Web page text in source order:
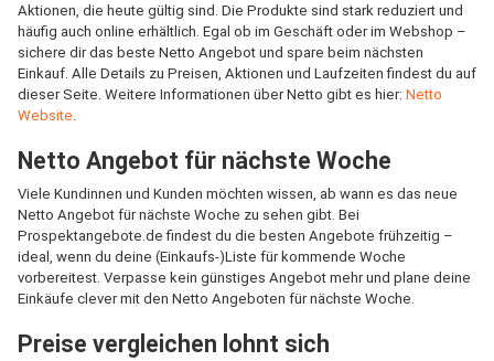
Aktionen, die heute gültig sind. Die Produkte sind stark reduziert und
häufig auch online erhältlich. Egal ob im Geschäft oder im Webshop –
sichere dir das beste Netto Angebot und spare beim nächsten
Einkauf. Alle Details zu Preisen, Aktionen und Laufzeiten findest du auf
dieser Seite. Weitere Informationen über Netto gibt es hier: Netto
Website.
Netto Angebot für nächste Woche
Viele Kundinnen und Kunden möchten wissen, ab wann es das neue
Netto Angebot für nächste Woche zu sehen gibt. Bei
Prospektangebote.de findest du die besten Angebote frühzeitig –
ideal, wenn du deine (Einkaufs-)Liste für kommende Woche
vorbereitest. Verpasse kein günstiges Angebot mehr und plane deine
Einkäufe clever mit den Netto Angeboten für nächste Woche.
Preise vergleichen lohnt sich